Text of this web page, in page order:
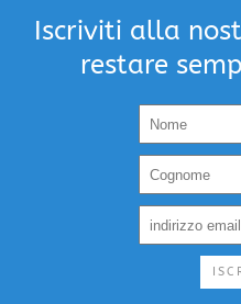
Iscriviti alla
restare